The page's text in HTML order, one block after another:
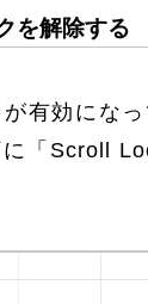
を解除する
有効にな
「Scroll